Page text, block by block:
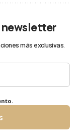
newsletter
más exclusivas.